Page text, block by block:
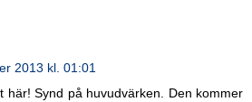
2013 kl. 01:01
här! Synd på huvudvärken. Den kommer